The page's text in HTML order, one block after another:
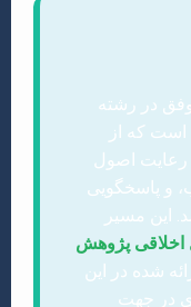
در رشته
است که از
اصول
و پاسخگویی
این مسیر
اخلاقی پژوهش
شده در این
در جهت